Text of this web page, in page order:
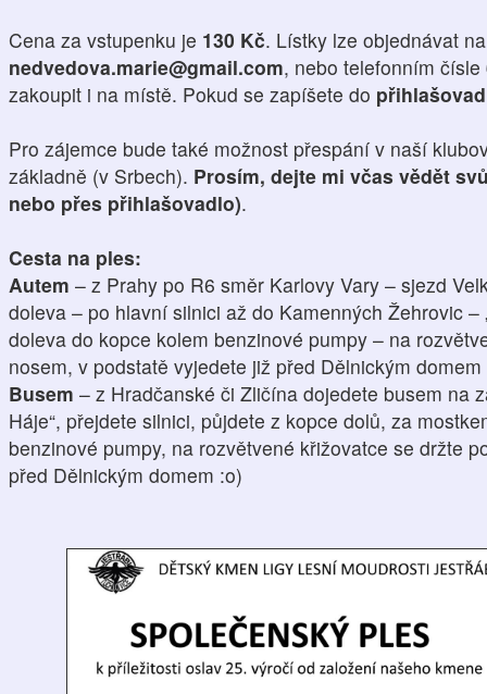
Cena za vstupenku je 130 Kč. Lístky lze objednávat
nedvedova.marie@gmail.com, nebo telefonním čísle
zakoupit i na místě. Pokud se zapíšete do
Pro zájemce bude také možnost přespání v naší
základně (v Srbech). Prosím, dejte mi včas vědět
nebo přes přihlašovadlo).
Cesta na ples:
Autem – z Prahy po R6 směr Karlovy Vary – sjezd
doleva – po hlavní silnici až do Kamenných Žehrovic –
doleva do kopce kolem benzinové pumpy – na
nosem, v podstatě vyjedete již před Dělnickým domem
Busem – z Hradčanské či Zličína dojedete busem na
Háje“, přejdete silnici, půjdete z kopce dolů, za
benzinové pumpy, na rozvětvené křižovatce se držte
před Dělnickým domem :o)